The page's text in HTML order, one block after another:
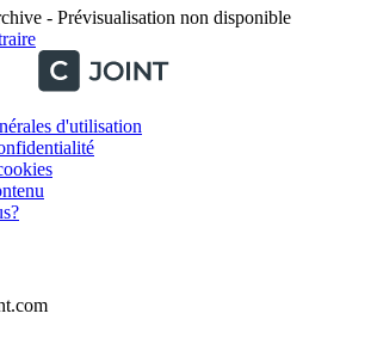
- Prévisualisation non disponible
d'utilisation